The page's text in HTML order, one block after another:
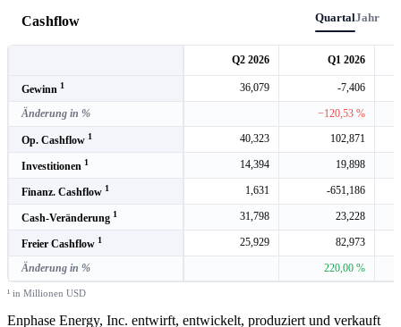
Cashflow QuartalJahr
Q2 2026 Q1 2026
Gewinn 1 36,079 -7,406
Änderung in % −120,53 %
Op. Cashflow 1 40,323 102,871
Investitionen 1 14,394 19,898
Finanz. Cashflow 1 1,631 -651,186
Cash-Veränderung 1 31,798 23,228
Freier Cashflow 1 25,929 82,973
Änderung in % 220,00 %
¹ in Millionen USD
Enphase Energy, Inc. entwirft, entwickelt, produziert und verkauft